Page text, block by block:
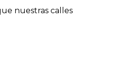
nuestras calles